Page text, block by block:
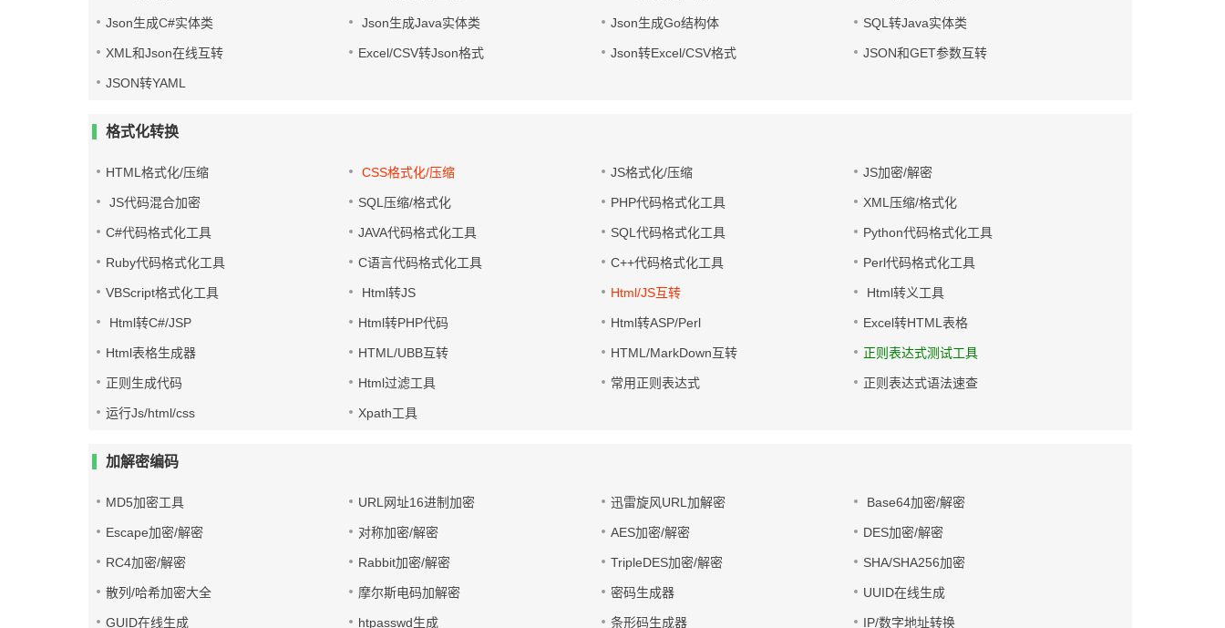
Json生成C#实体类 Json生成Java实体类 Json生成Go结构体 SQL转Java实体类
XML和Json在线互转 Excel/CSV转Json格式 Json转Excel/CSV格式 JSON和GET参数互转
JSON转YAML
格式化转换
HTML格式化/压缩 CSS格式化/压缩 JS格式化/压缩 JS加密/解密
JS代码混合加密 SQL压缩/格式化 PHP代码格式化工具 XML压缩/格式化
C#代码格式化工具 JAVA代码格式化工具 SQL代码格式化工具 Python代码格式化工具
Ruby代码格式化工具 C语言代码格式化工具 C++代码格式化工具 Perl代码格式化工具
VBScript格式化工具 Html转JS Html/JS互转 Html转义工具
Html转C#/JSP Html转PHP代码 Html转ASP/Perl Excel转HTML表格
Html表格生成器 HTML/UBB互转 HTML/MarkDown互转 正则表达式测试工具
正则生成代码 Html过滤工具 常用正则表达式 正则表达式语法速查
运行Js/html/css Xpath工具
加解密编码
MD5加密工具 URL网址16进制加密 迅雷旋风URL加解密 Base64加密/解密
Escape加密/解密 对称加密/解密 AES加密/解密 DES加密/解密
RC4加密/解密 Rabbit加密/解密 TripleDES加密/解密 SHA/SHA256加密
散列/哈希加密大全 摩尔斯电码加解密 密码生成器 UUID在线生成
GUID在线生成 htpasswd生成 条形码生成器 IP/数字地址转换